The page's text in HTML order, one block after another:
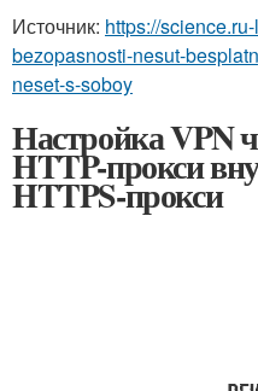
Источник: https://
bezopasnosti-nesut-
neset-s-soboy
Настройка VPN
HTTP-прокси
HTTPS-прокси